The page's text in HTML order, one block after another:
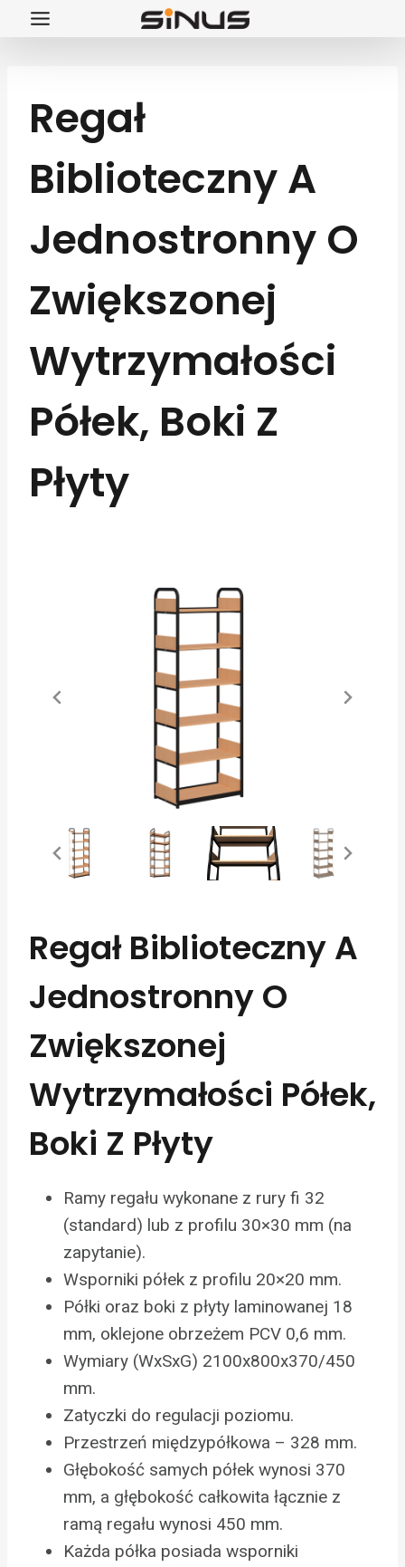
Przejdź
Regał
Biblioteczny A
Jednostronny O
Zwiększonej
Wytrzymałości
Półek, Boki Z
Płyty
Regał Biblioteczny A
Jednostronny O
Zwiększonej
Wytrzymałości Półek,
Boki Z Płyty
Ramy regału wykonane z rury fi 32
(standard) lub z profilu 30×30 mm (na
zapytanie).
Wsporniki półek z profilu 20×20 mm.
Półki oraz boki z płyty laminowanej 18
mm, oklejone obrzeżem PCV 0,6 mm.
Wymiary (WxSxG) 2100x800x370/450
mm.
Zatyczki do regulacji poziomu.
Przestrzeń międzypółkowa – 328 mm.
Głębokość samych półek wynosi 370
mm, a głębokość całkowita łącznie z
ramą regału wynosi 450 mm.
Każda półka posiada wsporniki